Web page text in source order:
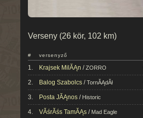
Verseny (26 kör, 102 km)
# versenyző
1. Krajsek MilĂĄn /ZORRO
2. Balog Szabolcs /TornĂĄdĂł
3. Posta JĂĄnos / Historic
4. VĂśrĂśs TamĂĄs / Mad Eagle